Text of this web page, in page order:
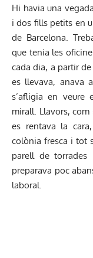
Hi havia una
i dos fills petits en
de Barcelona.
que tenia les
cada dia, a partir
es llevava, anava
s’afligia en veure
mirall. Llavors,
es rentava la
colònia fresca i tot
parell de
preparava poc
laboral.